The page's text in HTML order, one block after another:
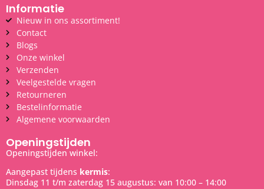
Informatie
Nieuw in ons assortiment!
Contact
Blogs
Onze winkel
Verzenden
Veelgestelde vragen
Retourneren
Bestelinformatie
Algemene voorwaarden
Openingstijden
Openingstijden winkel:
Aangepast tijdens kermis:
Dinsdag 11 t/m zaterdag 15 augustus: van 10:00 – 14:00